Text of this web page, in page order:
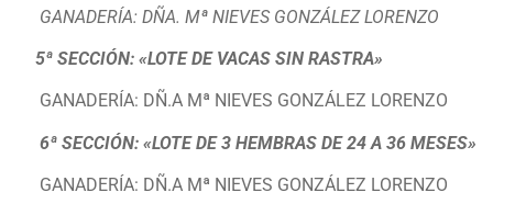
GANADERÍA: DÑA. Mª NIEVES GONZÁLEZ LORENZO
5ª SECCIÓN: «LOTE DE VACAS SIN RASTRA»
GANADERÍA: DÑ.A Mª NIEVES GONZÁLEZ LORENZO
6ª SECCIÓN: «LOTE DE 3 HEMBRAS DE 24 A 36 MESES»
GANADERÍA: DÑ.A Mª NIEVES GONZÁLEZ LORENZO